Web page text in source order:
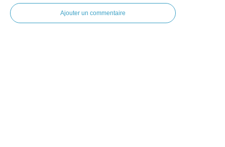
Ajouter un commentaire